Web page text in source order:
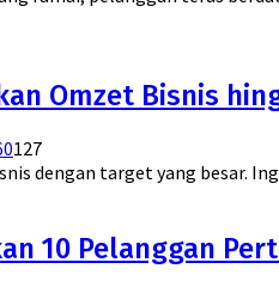
Omzet Bisnis
0127
dengan target yang besar.
10 Pelanggan